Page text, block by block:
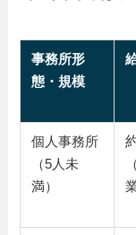
事務所形
態・規模
個人事務所
（5人未
満）